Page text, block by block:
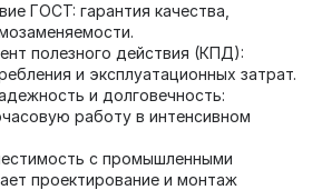
ГОСТ: гарантия качества,
полезного действия (КПД):
и эксплуатационных затрат.
и долговечность:
работу в интенсивном
с промышленными
проектирование и монтаж